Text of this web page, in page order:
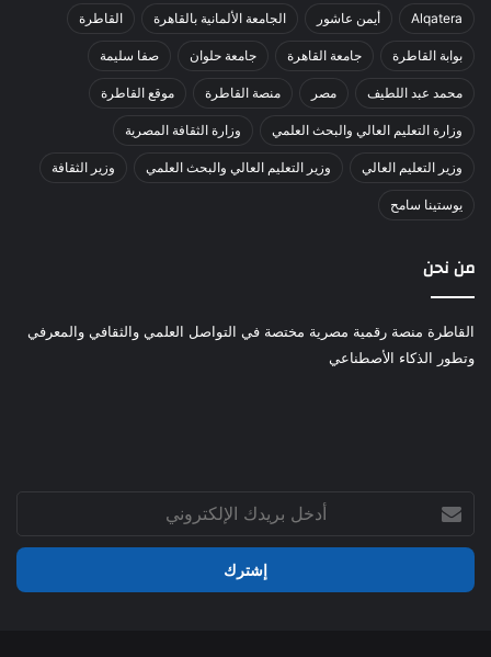
Alqatera أيمن عاشور الجامعة الألمانية بالقاهرة القاطرة
بوابة القاطرة جامعة القاهرة جامعة حلوان صفا سليمة
محمد عبد اللطيف مصر منصة القاطرة موقع القاطرة
وزارة التعليم العالي والبحث العلمي وزارة الثقافة المصرية
وزير التعليم العالي وزير التعليم العالي والبحث العلمي وزير الثقافة
يوستينا سامح
من نحن
القاطرة منصة رقمية مصرية مختصة في التواصل العلمي والثقافي والمعرفي
وتطور الذكاء الأصطناعي
بريدك
الإلكتروني